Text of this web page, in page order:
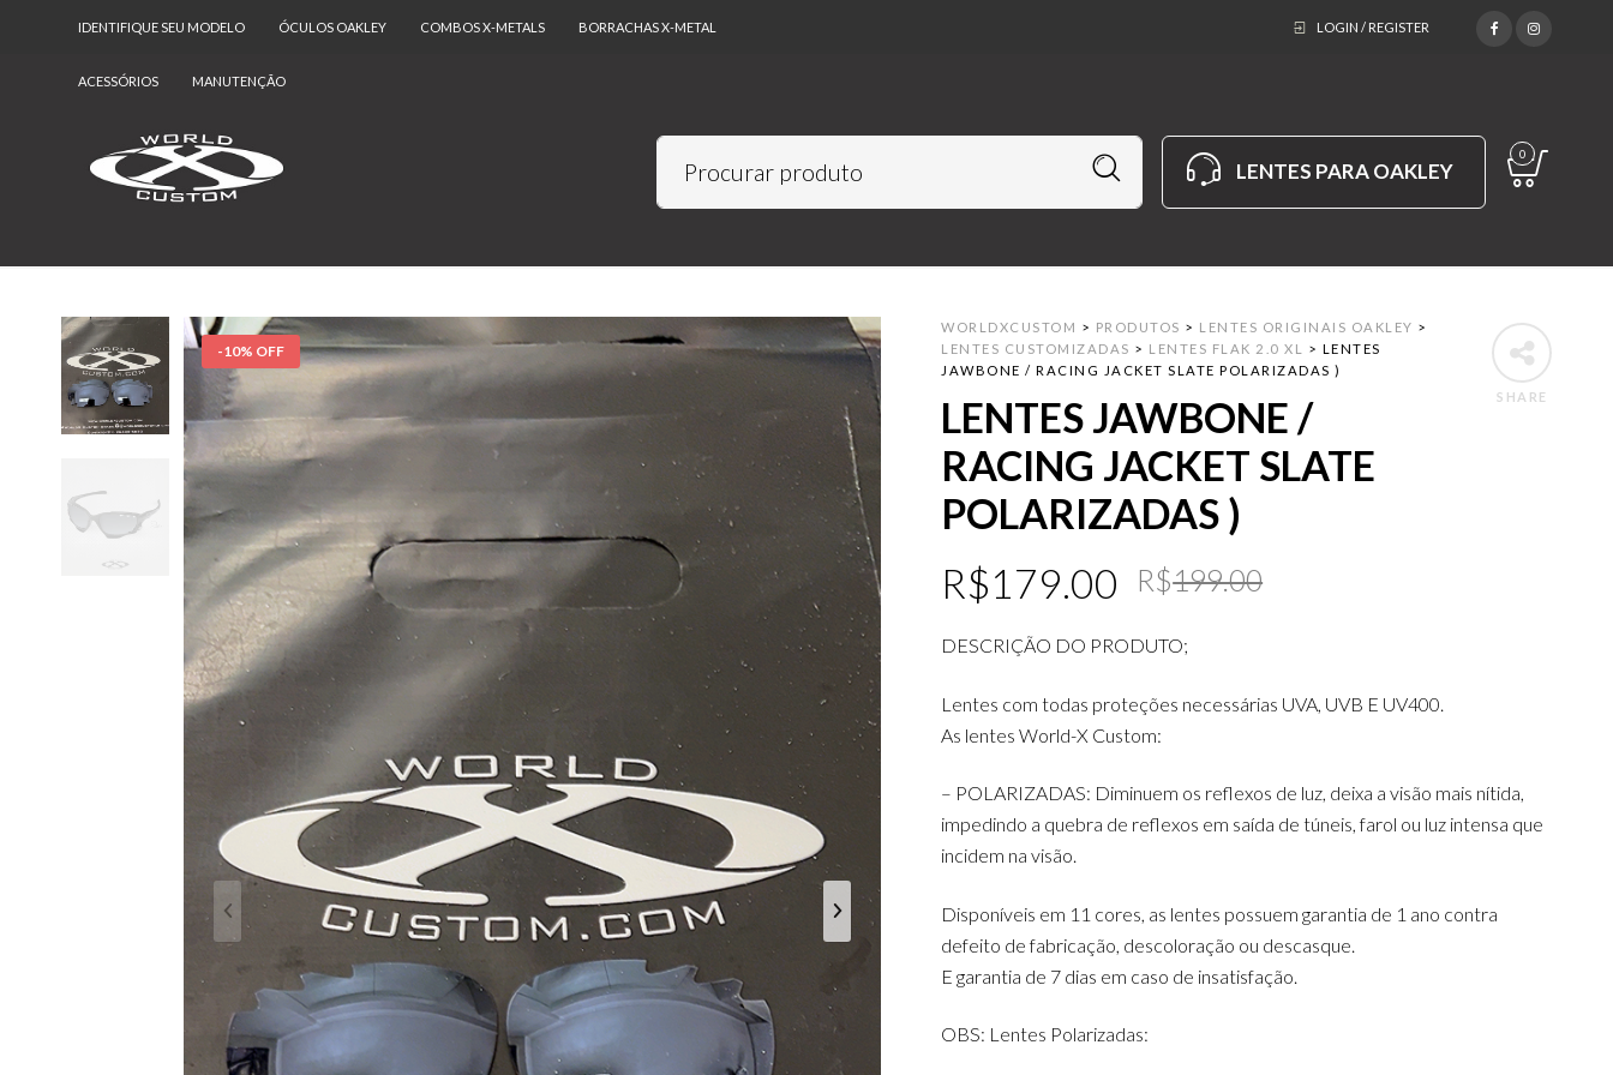
IDENTIFIQUE SEU MODELO ÓCULOS OAKLEY COMBOS X-METALS BORRACHAS X-METAL
ACESSÓRIOS MANUTENÇÃO
LOGIN / REGISTER
LENTES PARA OAKLEY
0
-10% OFF
SHARE
WORLDXCUSTOM > PRODUTOS > LENTES ORIGINAIS OAKLEY >
LENTES CUSTOMIZADAS > LENTES FLAK 2.0 XL > LENTES
JAWBONE / RACING JACKET SLATE POLARIZADAS )
LENTES JAWBONE /
RACING JACKET SLATE
POLARIZADAS )
R$199.00Original
R$199.00.
R$179.00
Current
R$179.00.
DESCRIÇÃO DO PRODUTO;
Lentes com todas proteções necessárias UVA, UVB E UV400.
As lentes World-X Custom:
– POLARIZADAS: Diminuem os reflexos de luz, deixa a visão mais nítida,
impedindo a quebra de reflexos em saída de túneis, farol ou luz intensa que
incidem na visão.
Disponíveis em 11 cores, as lentes possuem garantia de 1 ano contra
defeito de fabricação, descoloração ou descasque.
E garantia de 7 dias em caso de insatisfação.
OBS: Lentes Polarizadas: